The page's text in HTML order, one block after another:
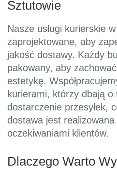
Sztutowie
Nasze usługi kurierskie
zaprojektowane, aby
jakość dostawy. Każdy
pakowany, aby
estetykę.
kurierami, którzy dbają o
dostarczenie przesyłek,
dostawa jest
oczekiwaniami klientów.
Dlaczego Warto